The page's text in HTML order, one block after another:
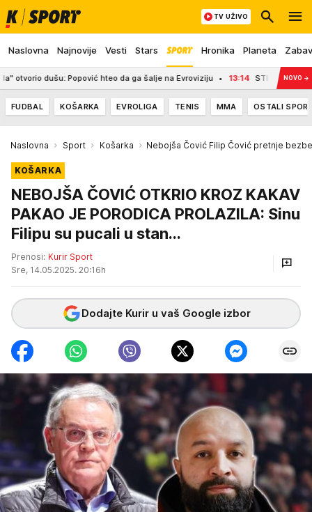
Naslovna Najnovije Vesti Stars Hronika Planeta
TV UŽIVO
dušu: Popović hteo da ga šalje na Evroviziju 13:14 STIGLO 15.000 NOVO →
FUDBAL KOŠARKA EVROLIGA TENIS MMA OSTALI
Naslovna Sport Košarka Nebojša Čović Filip Čović pretnje
KOŠARKA
NEBOJŠA ČOVIĆ OTKRIO KROZ KAKAV
PAKAO JE PORODICA PROLAZILA: Sinu
Filipu su pucali u stan...
Prenosi: Kurir Sport
Sre, 14.05.2025. 20:16h
Dodajte Kurir u vaš Google izbor